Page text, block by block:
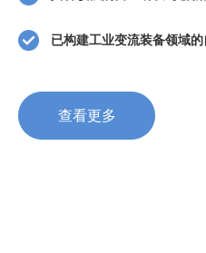
已构建工业变流装备领域
查看更多